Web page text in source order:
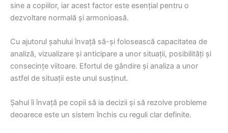
sine a copiilor, iar acest factor este esențial pentru o
dezvoltare normală şi armonioasă.
Cu ajutorul șahului învață să-și folosească capacitatea de
analiză, vizualizare și anticipare a unor situații, posibilități și
consecințe viitoare. Efortul de gândire și analiza a unor
astfel de situații este unul susținut.
Șahul îi învață pe copii să ia decizii și să rezolve probleme
deoarece este un sistem închis cu reguli clar definite.